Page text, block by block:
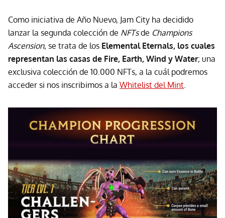
Como iniciativa de Año Nuevo, Jam City ha decidido
lanzar la segunda colección de NFTsde Champions
Ascension, se trata de los Elemental Eternals, los cuales
representan las casas de Fire, Earth, Wind y Water; una
exclusiva colección de 10.000 NFTs, a la cuál podremos
acceder si nos inscribimos a la Whitelist del Mint